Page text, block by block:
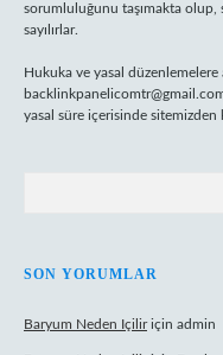
sorumluluğunu taşımakta
sayılırlar.
Hukuka ve yasal
yasal süre içerisinde sitemizden
SON YORUMLAR
Baryum Neden Içiliriçin admin